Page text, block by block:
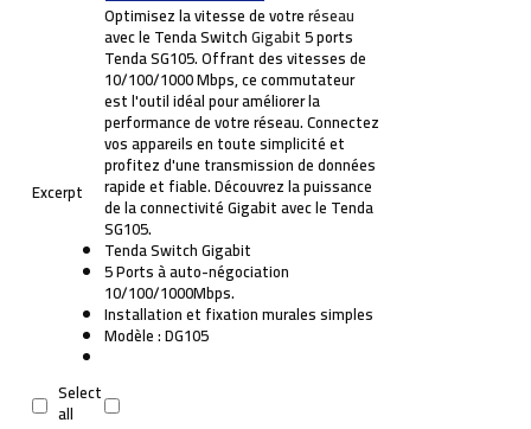
Excerpt
Optimisez la vitesse de votreréseau
avec le Tenda SwitchGigabit5 ports
Tenda SG105. Offrant des vitesses de
10/100/1000 Mbps, ce commutateur
est l'outil idéal pour améliorer la
performance de votre réseau. Connectez
vos appareils en toute simplicité et
profitez d'une transmission de données
rapide et fiable. Découvrez la puissance
de la connectivité Gigabit avec le Tenda
SG105.
Tenda Switch Gigabit
5 Portsà auto-négociation
10/100/1000Mbps.
Installation et fixation murales simples
Modèle: DG105
Select
all